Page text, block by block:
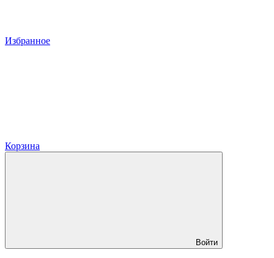
Избранное
Корзина
Войти